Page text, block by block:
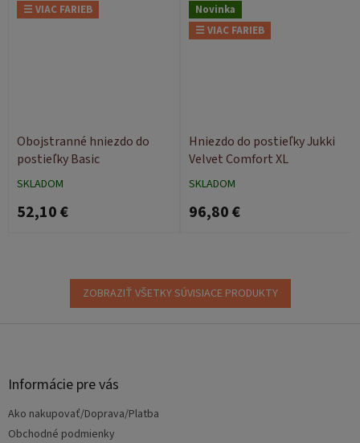
☰ VIAC FARIEB
Obojstranné hniezdo do
postieľky Basic
SKLADOM
52,10 €
Novinka
☰ VIAC FARIEB
Hniezdo do postieľky Jukki
Velvet Comfort XL
SKLADOM
96,80 €
ZOBRAZIŤ VŠETKY SÚVISIACE PRODUKTY
Informácie pre vás
Ako nakupovať/Doprava/Platba
Obchodné podmienky